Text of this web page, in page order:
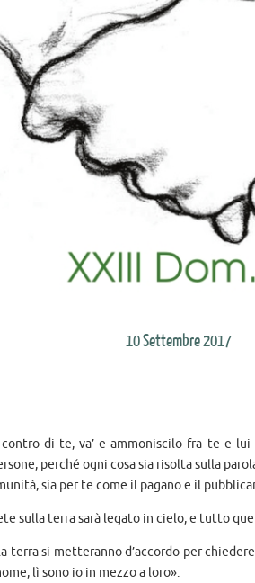
10 Settembre 2017
di te, va’ e ammoniscilo fra te e
perché ogni cosa sia risolta sulla
sia per te come il pagano e il
sulla terra sarà legato in cielo, e tutto
terra si metteranno d’accordo per
lì sono io in mezzo a loro».